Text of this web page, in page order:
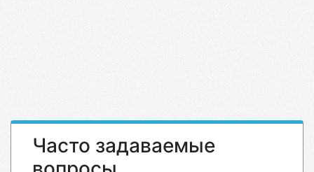
Часто задаваемые